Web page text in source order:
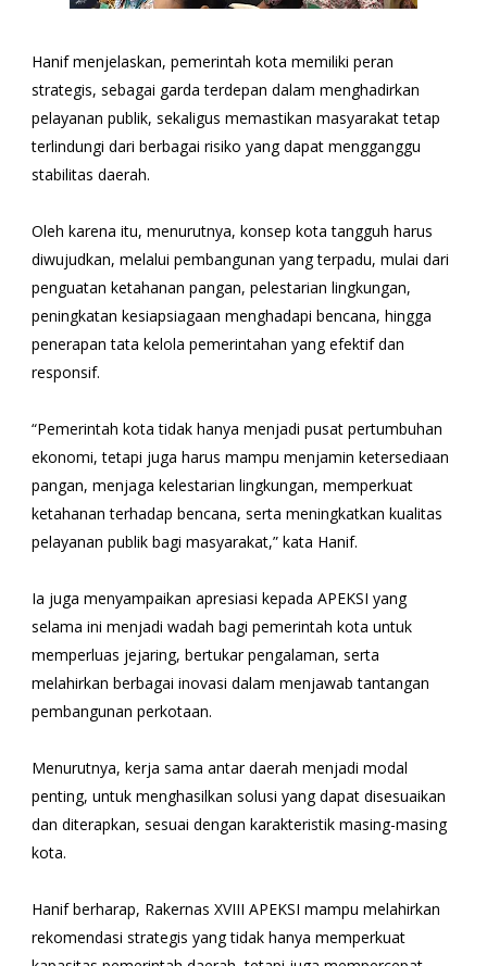
Hanif menjelaskan, pemerintah kota memiliki peran
strategis, sebagai garda terdepan dalam menghadirkan
pelayanan publik, sekaligus memastikan masyarakat tetap
terlindungi dari berbagai risiko yang dapat mengganggu
stabilitas daerah.
Oleh karena itu, menurutnya, konsep kota tangguh harus
diwujudkan, melalui pembangunan yang terpadu, mulai dari
penguatan ketahanan pangan, pelestarian lingkungan,
peningkatan kesiapsiagaan menghadapi bencana, hingga
penerapan tata kelola pemerintahan yang efektif dan
responsif.
“Pemerintah kota tidak hanya menjadi pusat pertumbuhan
ekonomi, tetapi juga harus mampu menjamin ketersediaan
pangan, menjaga kelestarian lingkungan, memperkuat
ketahanan terhadap bencana, serta meningkatkan kualitas
pelayanan publik bagi masyarakat,” kata Hanif.
Ia juga menyampaikan apresiasi kepada APEKSI yang
selama ini menjadi wadah bagi pemerintah kota untuk
memperluas jejaring, bertukar pengalaman, serta
melahirkan berbagai inovasi dalam menjawab tantangan
pembangunan perkotaan.
Menurutnya, kerja sama antar daerah menjadi modal
penting, untuk menghasilkan solusi yang dapat disesuaikan
dan diterapkan, sesuai dengan karakteristik masing-masing
kota.
Hanif berharap, Rakernas XVIII APEKSI mampu melahirkan
rekomendasi strategis yang tidak hanya memperkuat